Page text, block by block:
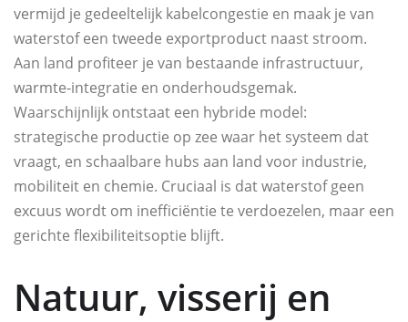
vermijd je gedeeltelijk kabelcongestie en maak je van
waterstof een tweede exportproduct naast stroom.
Aan land profiteer je van bestaande infrastructuur,
warmte-integratie en onderhoudsgemak.
Waarschijnlijk ontstaat een hybride model:
strategische productie op zee waar het systeem dat
vraagt, en schaalbare hubs aan land voor industrie,
mobiliteit en chemie. Cruciaal is dat waterstof geen
excuus wordt om inefficiëntie te verdoezelen, maar een
gerichte flexibiliteitsoptie blijft.
Natuur, visserij en